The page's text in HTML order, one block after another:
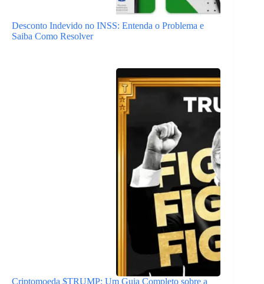
Desconto Indevido no INSS: Entenda o Problema e
Saiba Como Resolver
Criptomoeda $TRUMP: Um Guia Completo sobre a